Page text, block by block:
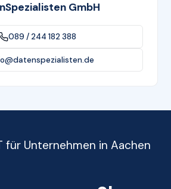
GmbH
089 / 244 182 388
für Unternehmen in Aachen